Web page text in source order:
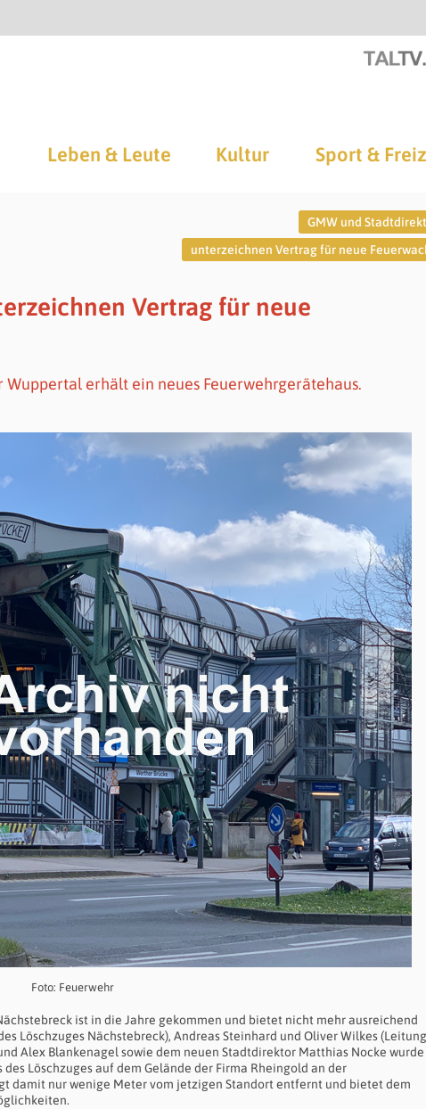
Leben & Leute Kultur Sport &
GMW und
unterzeichnen Vertrag für neue
Vertrag für neue
erhält ein neues Feuerwehrgerätehaus.
Foto: Feuerwehr
ist in die Jahre gekommen und bietet nicht mehr ausreichend
Löschzuges Nächstebreck), Andreas Steinhard und Oliver Wilkes (Leitung
Alex Blankenagel sowie dem neuen Stadtdirektor Matthias Nocke
Löschzuges auf dem Gelände der Firma Rheingold an der
damit nur wenige Meter vom jetzigen Standort entfernt und bietet dem